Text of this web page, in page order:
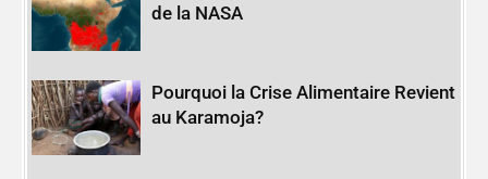
de la NASA
Pourquoi la Crise Alimentaire Revient
au Karamoja?